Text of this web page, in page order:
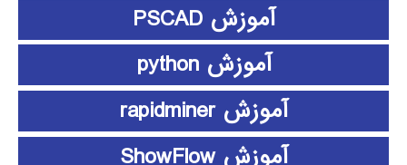
آموزش PSCAD
آموزش python
آموزش rapidminer
آموزش ShowFlow